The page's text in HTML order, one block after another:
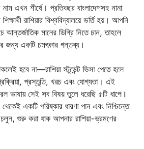
নাম এখন শীর্ষে। প্রতিবছর বাংলাদেশসহ নানা
রাশিয়ার বিশ্ববিদ্যালয়ে ভর্তি হয়। আপনি
মানের ডিগ্রি নিতে চান, তাহলে
জন্য একটি চমৎকার গন্তব্য।
হবে না—রাশিয়া স্টুডেন্ট ভিসা পেতে হলে
প্রস্তুতি, খরচ এবং যোগ্যতা। এই
সেই সব বিষয় তুলে ধরেছি ৫টি ধাপে।
একটি পরিষ্কার ধারণা পান এবং নিশ্চিন্তে
শুরু করা যাক আপনার রাশিয়া-ভ্রমণের